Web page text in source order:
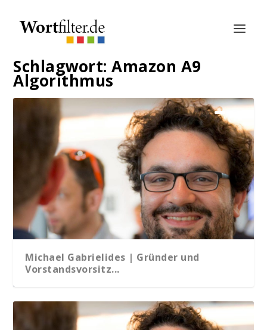
Schlagwort:Amazon A9
Algorithmus
Michael Gabrielides | Gründer und
Vorstandsvorsitz...